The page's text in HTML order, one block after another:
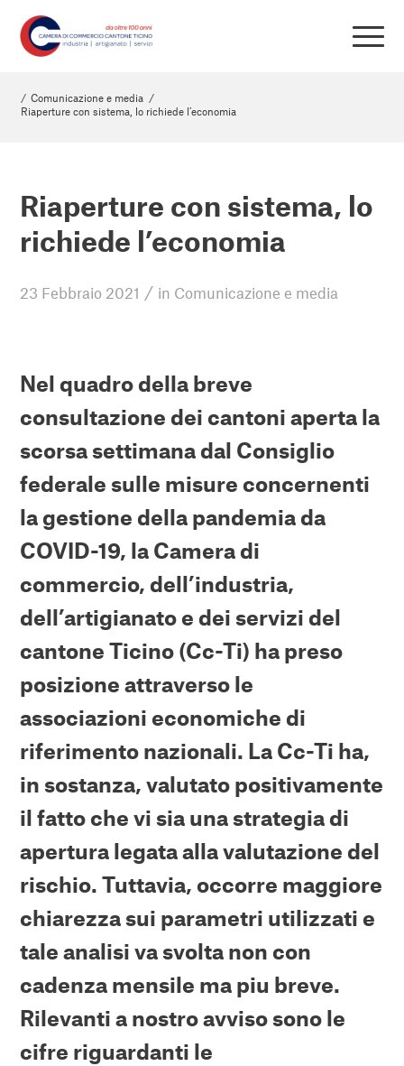
/ Comunicazione e media /
Riaperture con sistema, lo richiede l’economia
Riaperture con sistema, lo
richiede l’economia
23 Febbraio 2021 / in Comunicazione e media
Nel quadro della breve
consultazione dei cantoni aperta la
scorsa settimana dal Consiglio
federale sulle misure concernenti
la gestione della pandemia da
COVID-19, la Camera di
commercio, dell’industria,
dell’artigianato e dei servizi del
cantone Ticino (Cc-Ti) ha preso
posizione attraverso le
associazioni economiche di
riferimento nazionali. La Cc-Ti ha,
in sostanza, valutato positivamente
il fatto che vi sia una strategia di
apertura legata alla valutazione del
rischio. Tuttavia, occorre maggiore
chiarezza sui parametri utilizzati e
tale analisi va svolta non con
cadenza mensile ma piu breve.
Rilevanti a nostro avviso sono le
cifre riguardanti le